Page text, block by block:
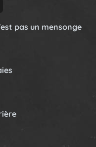
pas un mensonge